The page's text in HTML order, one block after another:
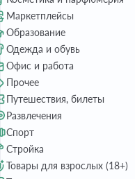
Маркетплейсы
Образование
Одежда и обувь
Офис и работа
Прочее
Путешествия, билеты
Развлечения
Спорт
Стройка
Товары для взрослых (18+)